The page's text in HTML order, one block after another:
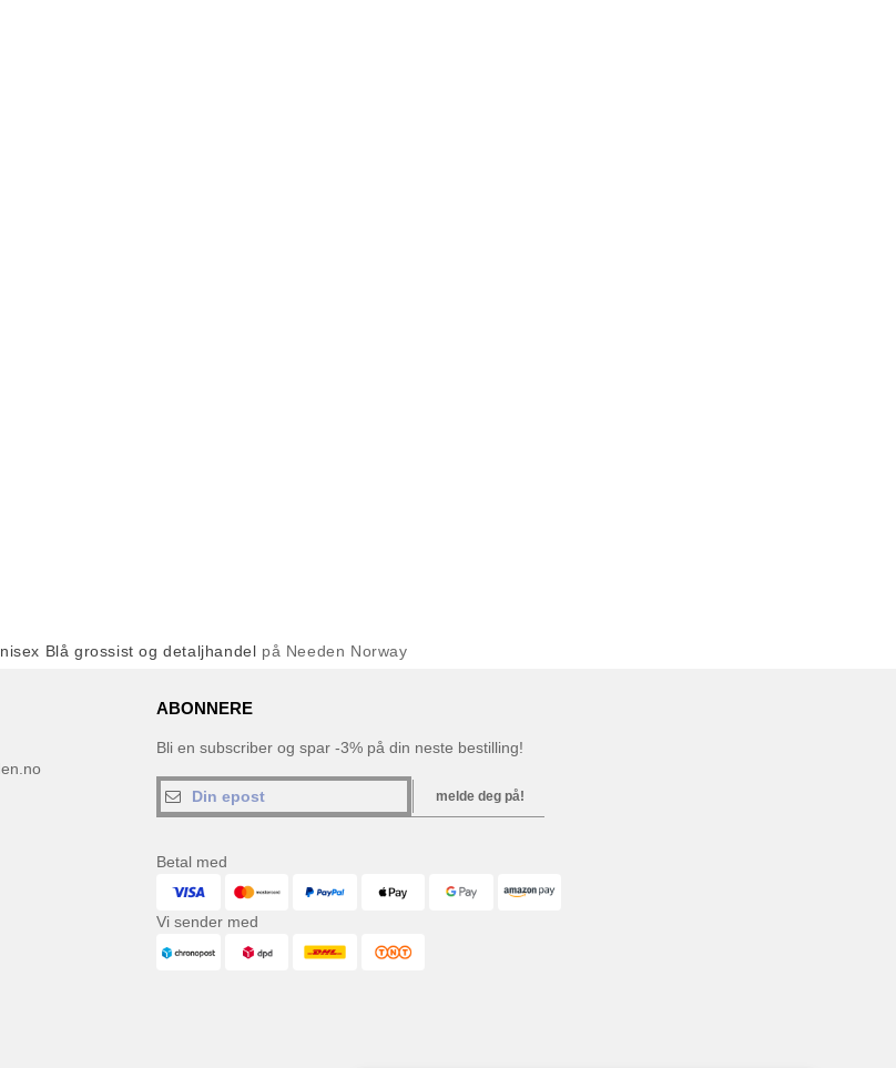
Blå grossist og detaljhandel på Needen Norway
ABONNERE
Bli en subscriber og spar -3% på din neste bestilling!
melde deg på!
Betal med
Vi sender med